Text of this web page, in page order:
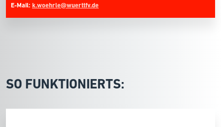
E-Mail: k.woehrle@wuerttfv.de
SO FUNKTIONIERTS: